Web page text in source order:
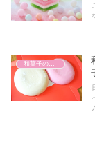
和菓子の歴史